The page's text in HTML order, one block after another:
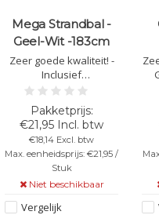
Mega Strandbal -
Geel-Wit -183cm
Zeer goede kwaliteit! -
Inclusief
reparatiemateriaal -
Kleur: Geel/Gaan met
die banaan - Diameter:
183 cm
€21,95 Incl. btw
€18,14 Excl. btw
Max. eenheidsprijs: €21,95 /
Stuk
Niet beschikbaar
Vergelijk